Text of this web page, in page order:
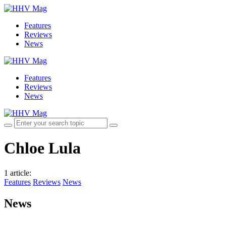
Features
Reviews
News
Features
Reviews
News
Chloe Lula
1 article:
Features Reviews News
News